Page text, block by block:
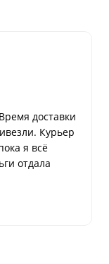
доставки
Курьер
я всё
отдала